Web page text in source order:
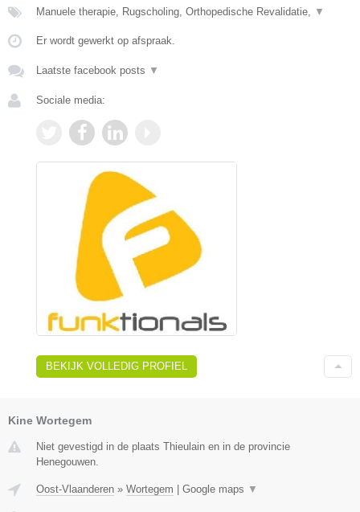
Manuele therapie, Rugscholing, Orthopedische Revalidatie, ▼
Er wordt gewerkt op afspraak.
Laatste facebook posts ▼
Sociale media:
BEKIJK VOLLEDIG PROFIEL
Kine Wortegem
Niet gevestigd in de plaats Thieulain en in de provincie
Henegouwen.
Oost-Vlaanderen » Wortegem Google maps ▼